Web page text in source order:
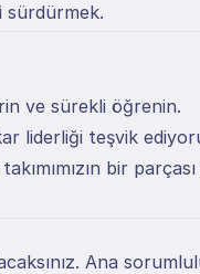
sürdürmek.
ve sürekli öğrenin.
liderliği teşvik
bir
Ana